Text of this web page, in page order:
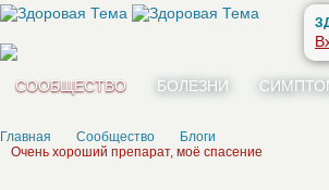
СООБЩЕСТВО БОЛЕЗНИ
Главная Сообщество
Блоги
Очень хороший препарат, моё спасение